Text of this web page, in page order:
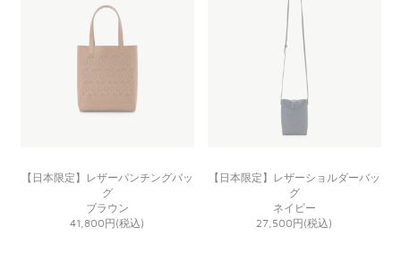
【日本限定】レザーパンチングバッ
グ
ブラウン
41,800円(税込)
【日本限定】レザーショルダーバッ
グ
ネイビー
27,500円(税込)